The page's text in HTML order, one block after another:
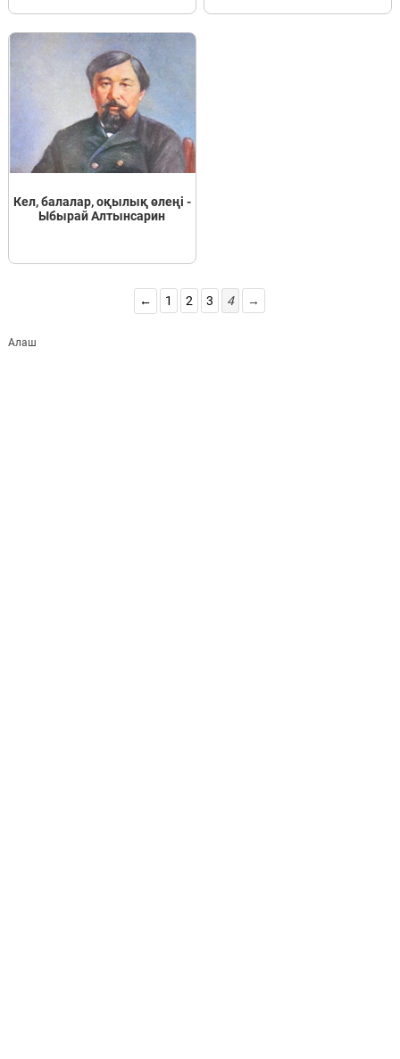
Кел, балалар, оқылық өлеңі -
Ыбырай Алтынсарин
← 1 2 3 4 →
Алаш